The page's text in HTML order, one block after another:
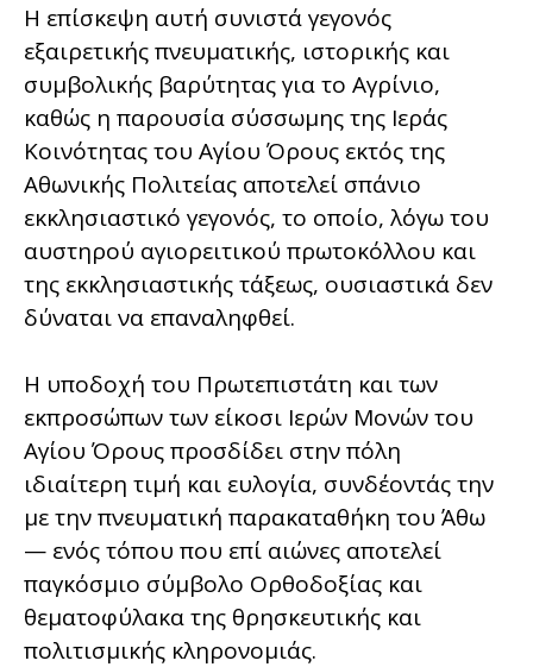
Η επίσκεψη αυτή συνιστά γεγονός
εξαιρετικής πνευματικής, ιστορικής και
συμβολικής βαρύτητας για το Αγρίνιο,
καθώς η παρουσία σύσσωμης της Ιεράς
Κοινότητας του Αγίου Όρους εκτός της
Αθωνικής Πολιτείας αποτελεί σπάνιο
εκκλησιαστικό γεγονός, το οποίο, λόγω του
αυστηρού αγιορειτικού πρωτοκόλλου και
της εκκλησιαστικής τάξεως, ουσιαστικά δεν
δύναται να επαναληφθεί.
Η υποδοχή του Πρωτεπιστάτη και των
εκπροσώπων των είκοσι Ιερών Μονών του
Αγίου Όρους προσδίδει στην πόλη
ιδιαίτερη τιμή και ευλογία, συνδέοντάς την
με την πνευματική παρακαταθήκη του Άθω
— ενός τόπου που επί αιώνες αποτελεί
παγκόσμιο σύμβολο Ορθοδοξίας και
θεματοφύλακα της θρησκευτικής και
πολιτισμικής κληρονομιάς.